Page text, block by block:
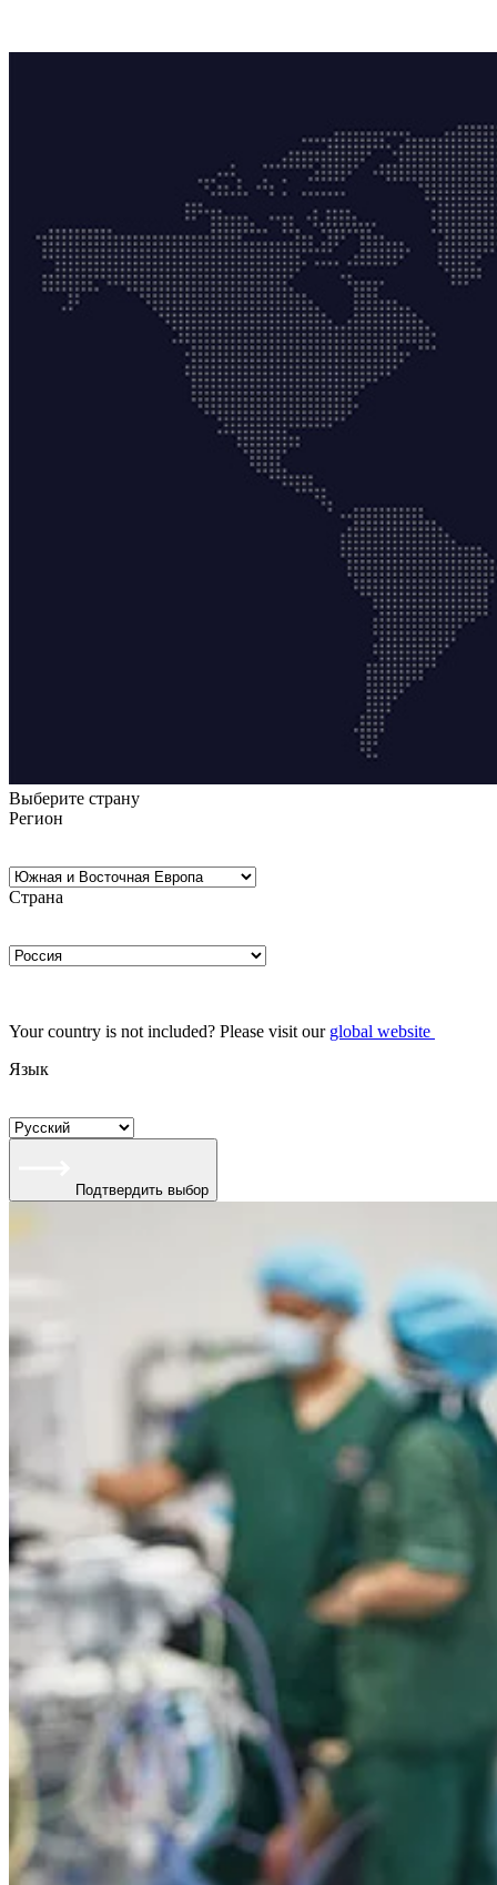
Выберите страну
Регион
Страна
Your country is not included? Please visit our global website
Язык
Подтвердить выбор